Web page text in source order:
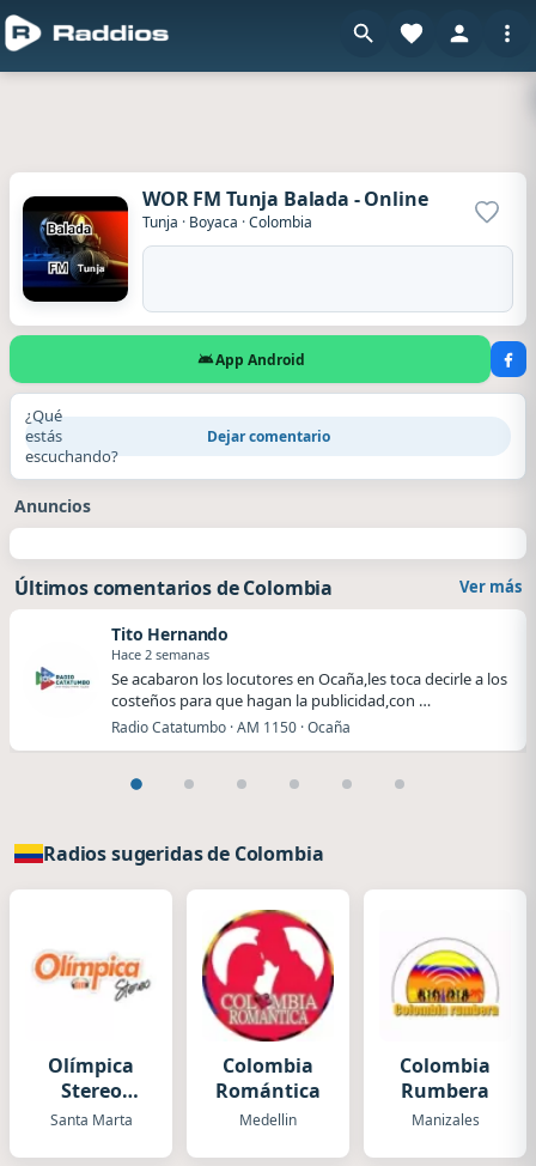
WOR FM Tunja Balada - Online
Tunja · Boyaca ·Colombia
App Android
¿Qué
estás
escuchando?
Dejar comentario
Anuncios
Últimos comentarios de Colombia Ver más
Tito Hernando
Hace 2 semanas
Se acabaron los locutores en Ocaña,les toca decirle a los
costeños para que hagan la publicidad,con …
Radio Catatumbo · AM 1150 · Ocaña
Radios sugeridas de Colombia
Olímpica
Stereo
Santa
Santa Marta
Colombia
Romántica
Medellin
Colombia
Rumbera
Manizales